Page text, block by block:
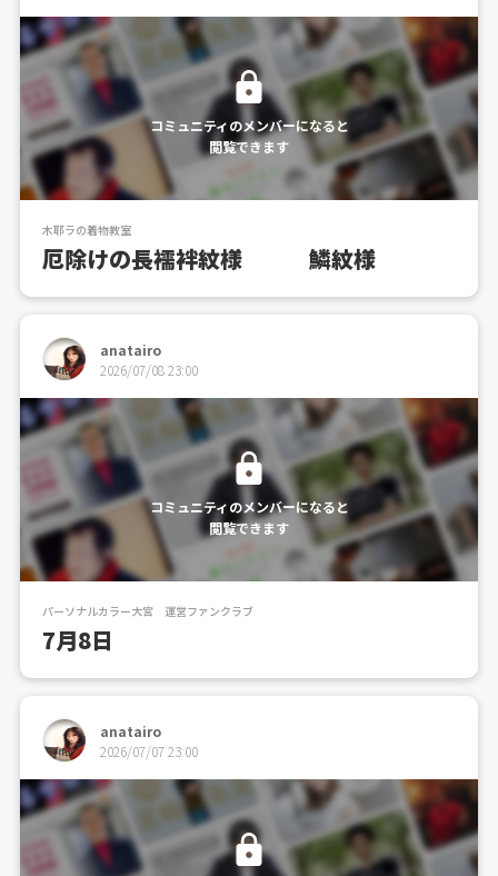
コミュニティのメンバーになると
閲覧できます
木耶ラの着物教室
厄除けの長襦袢紋様 鱗紋様
anatairo
2026/07/08 23:00
コミュニティのメンバーになると
閲覧できます
パーソナルカラー大宮 運営ファンクラブ
7月8日
anatairo
2026/07/07 23:00